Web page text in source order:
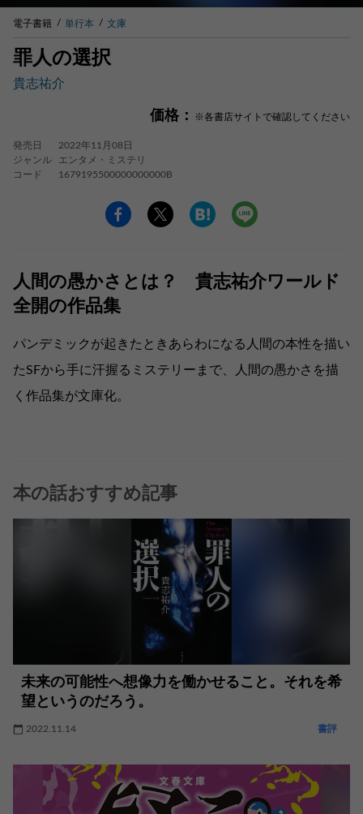
電子書籍 単行本 文庫
罪人の選択
貴志祐介
価格： ※各書店サイトで確認してください
発売日
2022年11月08日
ジャンル
エンタメ・ミステリ
コード
1679195500000000000B
人間の愚かさとは？ 貴志祐介ワールド
全開の作品集
パンデミックが起きたときあらわになる人間の本性を描い
たSFから手に汗握るミステリーまで、人間の愚かさを描
く作品集が文庫化。
本の話おすすめ記事
未来の可能性へ想像力を働かせること。それを希
望というのだろう。
2022.11.14 書評